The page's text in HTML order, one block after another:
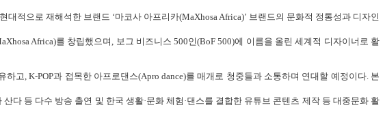
적으로 재해석한 브랜드 ‘마코사 아프리카(MaXhosa Africa)’ 브랜드의 문화적 정통성과 디자인
Africa)를 창립했으며, 보그 비즈니스 500인(BoF 500)에 이름을 올린 세계적 디자이너로 활
고, K-POP과 접목한 아프로댄스(Apro dance)를 매개로 청중들과 소통하며 연대할 예정이다. 본
다 등 다수 방송 출연 및 한국 생활·문화 체험·댄스를 결합한 유튜브 콘텐츠 제작 등 대중문화 활